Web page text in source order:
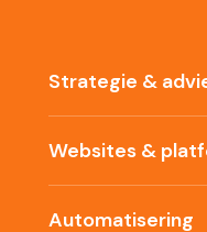
Strategie &
Websites &
Automatisering